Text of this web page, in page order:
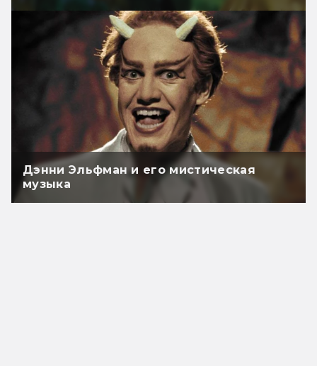
Дэнни Эльфман и его мистическая
музыка